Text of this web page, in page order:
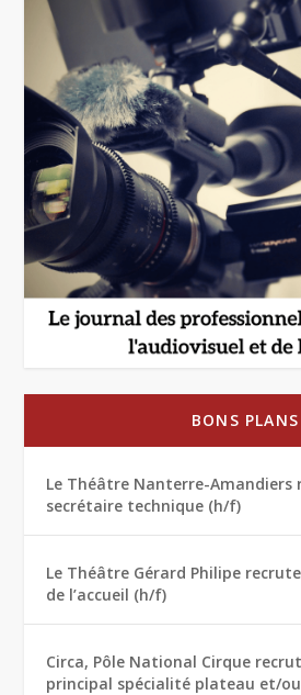
BONS PLANS
Le Théâtre Nanterre-Amandiers
secrétaire technique (h/f)
Le Théâtre Gérard Philipe
de l’accueil (h/f)
Circa, Pôle National Cirque
principal spécialité plateau et/